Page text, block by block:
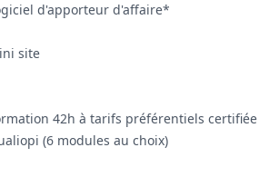
d'apporteur d'affaire*
site
42h à tarifs préférentiels certifiée
(6 modules au choix)